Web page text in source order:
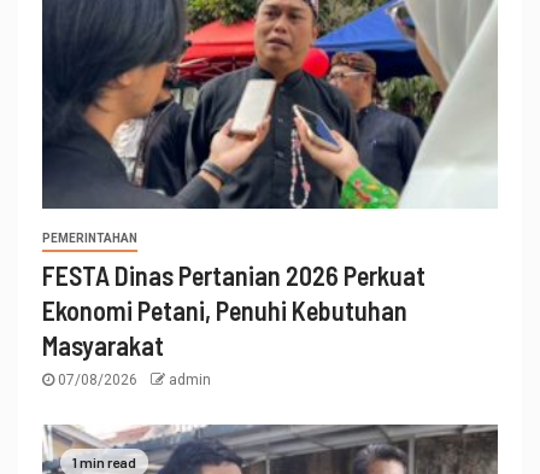
PEMERINTAHAN
FESTA Dinas Pertanian 2026 Perkuat
Ekonomi Petani, Penuhi Kebutuhan
Masyarakat
07/08/2026 admin
1 min read